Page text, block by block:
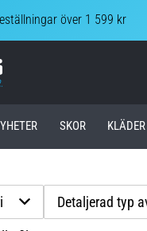
över 1 599 kr
Top4Running.se
SKOR KLÄDER
Detaljerad typ